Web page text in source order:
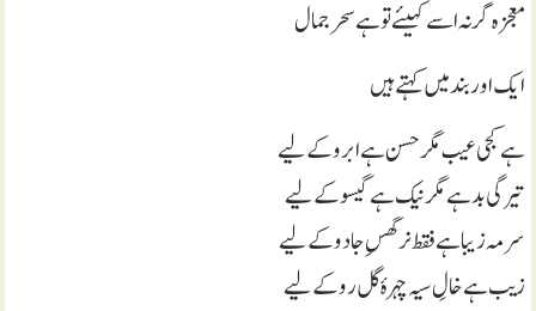
معجزہ گر نہ اسے کہیئے تو ہے سحر جمال
ایک اور بند میں کہتے ہیں
ہے کجی عیب مگر حسن ہے ابرو کے لیے
تیرگی بد ہے مگر نیک ہے گیسو کے لیے
سرمہ زیبا ہے فقط نرگسِ جادو کے لیے
زیب ہے خالِ سیہ چہرہٴ گل رو کے لیے